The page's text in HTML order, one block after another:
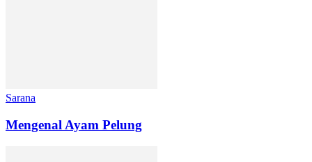
Sarana
Mengenal Ayam Pelung